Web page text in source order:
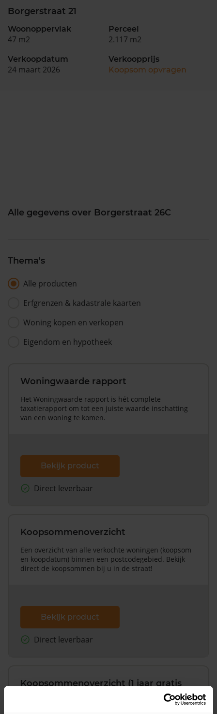
Borgerstraat 21
Woonoppervlak
47 m2
Perceel
2.117 m2
Verkoopdatum
24 maart 2026
Verkoopprijs
Koopsom opvragen
Alle gegevens over Borgerstraat 26C
Thema's
Alle producten
Erfgrenzen & kadastrale kaarten
Woning kopen en verkopen
Eigendom en hypotheek
Woningwaarde rapport
Het Woningwaarde rapport is hét complete
taxatierapport om tot een juiste waarde inschatting
van een woning te komen.
Bekijk product
Direct leverbaar
Koopsommenoverzicht
Een overzicht van alle verkochte woningen (koopsom
en koopdatum) binnen een postcodegebied. Bekijk
direct de koopsommen bij u in de straat!
Bekijk product
Direct leverbaar
Koopsommenoverzicht (1 jaar gratis